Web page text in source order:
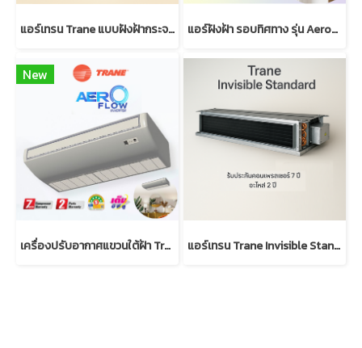
แอร์เทรน Trane แบบฝังฝ้ากระจายลม 1 ทิศทาง มาตรฐาน (R32) แอร์ฝังฝ้า รอบทิศทาง รุ่น AeroFlow Inverter | Trane Cassette
New
เครื่องปรับอากาศแขวนใต้ฝ้า Trane AeroFlow Inverter แอร์เทรน Trane Invisible Standard (Low/High static R32)